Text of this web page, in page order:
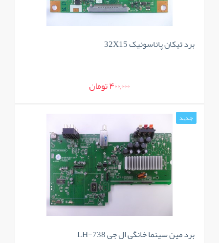
برد تیکان پاناسونیک 32X15
400,000 تومان
جدید
برد مین سینما خانگی ال جی LH-738